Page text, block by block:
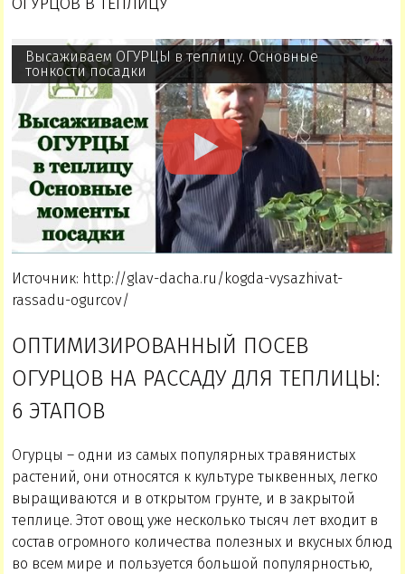
Высаживаем ОГУРЦЫ в теплицу. Основные
тонкости посадки
Источник: http://glav-dacha.ru/kogda-vysazhivat-
rassadu-ogurcov/
ОПТИМИЗИРОВАННЫЙ ПОСЕВ
ОГУРЦОВ НА РАССАДУ ДЛЯ ТЕПЛИЦЫ:
6 ЭТАПОВ
Огурцы – одни из самых популярных травянистых
растений, они относятся к культуре тыквенных, легко
выращиваются и в открытом грунте, и в закрытой
теплице. Этот овощ уже несколько тысяч лет входит в
состав огромного количества полезных и вкусных блюд
во всем мире и пользуется большой популярностью,